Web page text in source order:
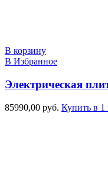
В корзину
В Избранное
Электрическая
85990,00 руб. Купить в 1